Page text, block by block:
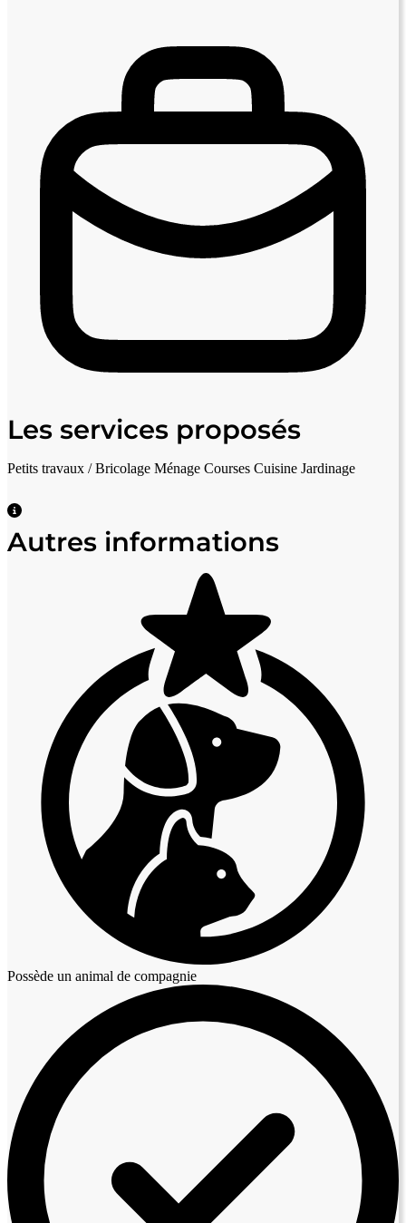
Les services proposés
Petits travaux / Bricolage Ménage Courses Cuisine Jardinage
Autres informations
Possède un animal de compagnie